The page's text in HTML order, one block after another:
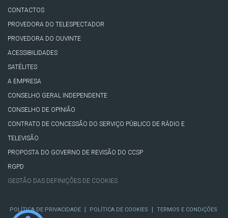
CONTACTOS
PROVEDORA DO TELESPECTADOR
PROVEDORA DO OUVINTE
ACESSIBILIDADES
SATÉLITES
A EMPRESA
CONSELHO GERAL INDEPENDENTE
CONSELHO DE OPINIÃO
CONTRATO DE CONCESSÃO DO SERVIÇO PÚBLICO DE RÁDIO E
TELEVISÃO
PROPOSTA DO GOVERNO DE REVISÃO DO CCSP
RGPD
GESTÃO DAS DEFINIÇÕES DE COOKIES
POLÍTICA DE PRIVACIDADE POLÍTICA DE COOKIES TERMOS E CONDIÇÕES